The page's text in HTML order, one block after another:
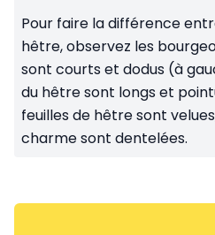
Pour faire la différence
hêtre, observez les
sont courts et dodus (à
du hêtre sont longs et
feuilles de hêtre sont
charme sont dentelées.